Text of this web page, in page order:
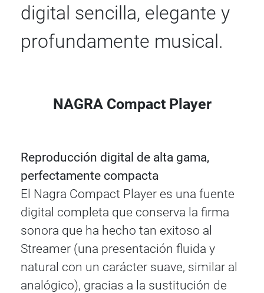
digital sencilla, elegante y
profundamente musical.
NAGRA Compact Player
Reproducción digital de alta gama,
perfectamente compacta
El Nagra Compact Player es una fuente
digital completa que conserva la firma
sonora que ha hecho tan exitoso al
Streamer (una presentación fluida y
natural con un carácter suave, similar al
analógico), gracias a la sustitución de